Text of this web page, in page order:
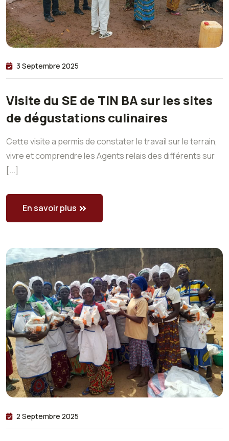
3 Septembre 2025
Visite du SE de TIN BA sur les sites
de dégustations culinaires
Cette visite a permis de constater le travail sur le terrain,
vivre et comprendre les Agents relais des différents sur
[...]
En savoir plus
2 Septembre 2025